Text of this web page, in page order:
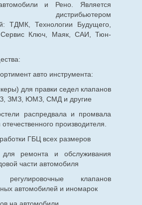
и Рено. Является
дистрибьютером
ТДМК, Технологии Будущего,
Сервис Ключ, Маяк, САИ, Тюн-
авто инструмента:
для правки седел клапанов
ЗМЗ, ЮМЗ, СМД и другие
распредвала и промвала
производителя.
ГБЦ всех размеров
ремонта и обслуживания
части автомобиля
клапанов
автомобилей и иномарок